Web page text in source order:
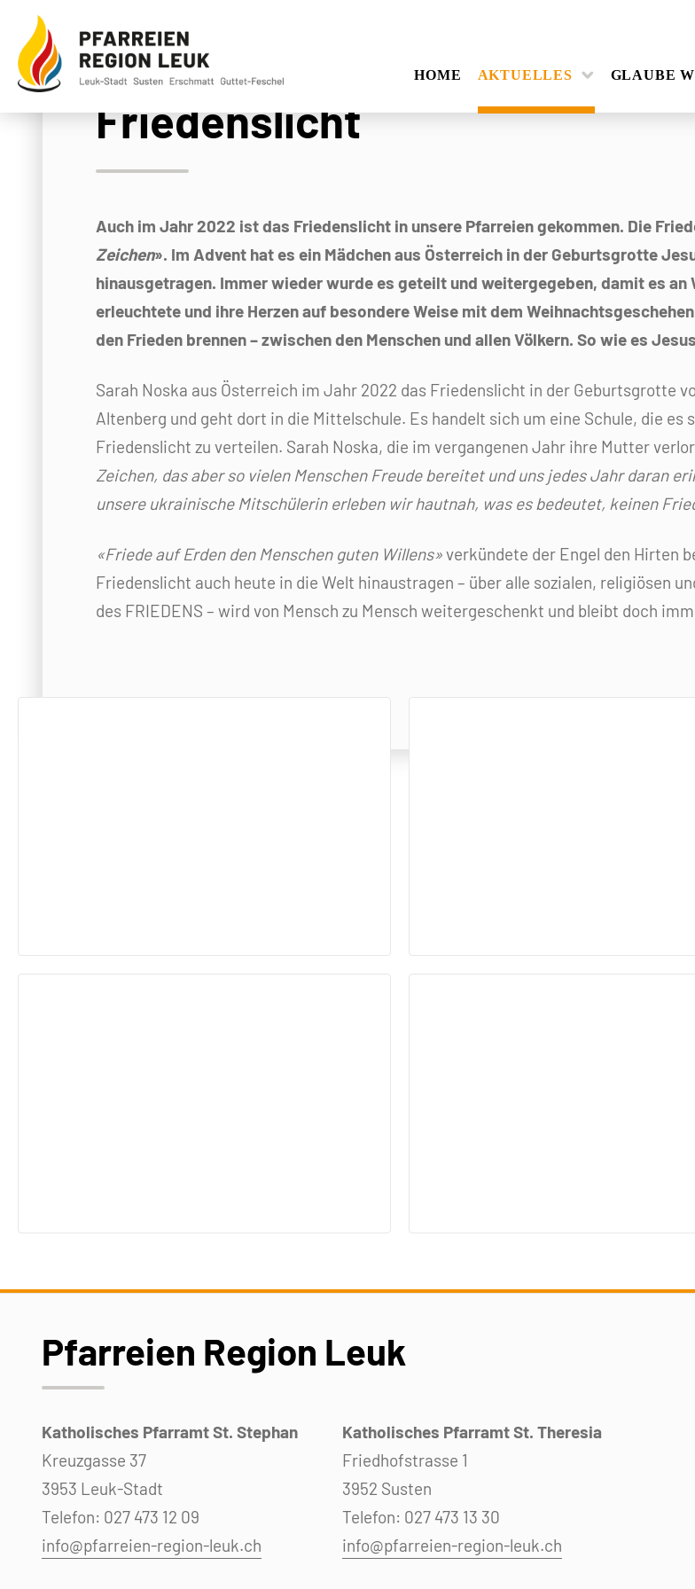
HOME AKTUELLES GLAUBE
Friedenslicht
Auch im Jahr 2022 ist das Friedenslicht in unsere Pfarreien gekommen. Die
Zeichen». Im Advent hat es ein Mädchen aus Österreich in der Geburtsgrotte
hinausgetragen. Immer wieder wurde es geteilt und weitergegeben, damit es an
erleuchtete und ihre Herzen auf besondere Weise mit dem
den Frieden brennen – zwischen den Menschen und allen Völkern. So wie es
Sarah Noska aus Österreich im Jahr 2022 das Friedenslicht in der Geburtsgrotte
Altenberg und geht dort in die Mittelschule. Es handelt sich um eine Schule, die
Friedenslicht zu verteilen. Sarah Noska, die im vergangenen Jahr ihre Mutter
Zeichen, das aber so vielen Menschen Freude bereitet und uns jedes Jahr daran
unsere ukrainische Mitschülerin erleben wir hautnah, was es bedeutet, keinen
«Friede auf Erden den Menschen guten Willens»verkündete der Engel den Hirten
Friedenslicht auch heute in die Welt hinaustragen – über alle sozialen, religiösen
des FRIEDENS – wird von Mensch zu Mensch weitergeschenkt und bleibt doch
Pfarreien Region Leuk
Katholisches Pfarramt St. Stephan
Kreuzgasse 37
3953 Leuk-Stadt
Telefon: 027 473 12 09
info@pfarreien-region-leuk.ch
Katholisches Pfarramt St. Theresia
Friedhofstrasse 1
3952 Susten
Telefon: 027 473 13 30
info@pfarreien-region-leuk.ch